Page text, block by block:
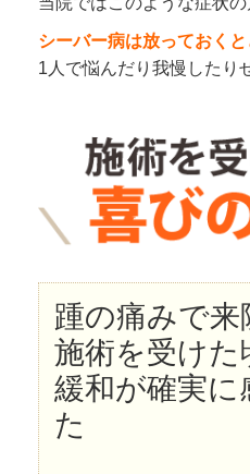
シーバー病は放っておく
1人で悩んだり我慢したり
踵の痛みで来
施術を受けた
緩和が確実に
た